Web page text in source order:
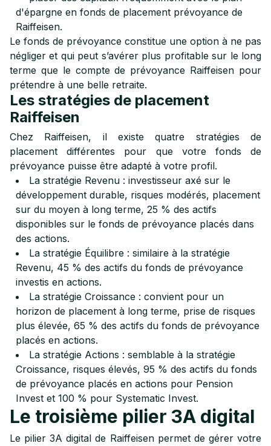
d'épargne en fonds de placement prévoyance de
Raiffeisen.
Le fonds de prévoyance constitue une option à ne pas
négliger et qui peut s’avérer plus profitable sur le long
terme que le compte de prévoyance Raiffeisen pour
prétendre à une belle retraite.
Les stratégies de placement
Raiffeisen
Chez Raiffeisen, il existe quatre stratégies de
placement différentes pour que votre fonds de
prévoyance puisse être adapté à votre profil.
La stratégie Revenu : investisseur axé sur le
développement durable, risques modérés, placement
sur du moyen à long terme, 25 % des actifs
disponibles sur le fonds de prévoyance placés dans
des actions.
La stratégie Équilibre : similaire à la stratégie
Revenu, 45 % des actifs du fonds de prévoyance
investis en actions.
La stratégie Croissance : convient pour un
horizon de placement à long terme, prise de risques
plus élevée, 65 % des actifs du fonds de prévoyance
placés en actions.
La stratégie Actions : semblable à la stratégie
Croissance, risques élevés, 95 % des actifs du fonds
de prévoyance placés en actions pour Pension
Invest et 100 % pour Systematic Invest.
Le troisième pilier 3A digital
Le pilier 3A digital de Raiffeisen permet de gérer votre